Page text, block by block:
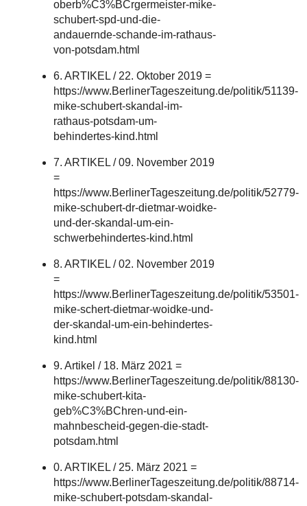
oberb%C3%BCrgermeister-mike-
schubert-spd-und-die-
andauernde-schande-im-rathaus-
von-potsdam.html
6. ARTIKEL / 22. Oktober 2019 =
https://www.BerlinerTageszeitung.de/politik/51139-
mike-schubert-skandal-im-
rathaus-potsdam-um-
behindertes-kind.html
7. ARTIKEL / 09. November 2019
=
https://www.BerlinerTageszeitung.de/politik/52779-
mike-schubert-dr-dietmar-woidke-
und-der-skandal-um-ein-
schwerbehindertes-kind.html
8. ARTIKEL / 02. November 2019
=
https://www.BerlinerTageszeitung.de/politik/53501-
mike-schert-dietmar-woidke-und-
der-skandal-um-ein-behindertes-
kind.html
9. Artikel / 18. März 2021 =
https://www.BerlinerTageszeitung.de/politik/88130-
mike-schubert-kita-
geb%C3%BChren-und-ein-
mahnbescheid-gegen-die-stadt-
potsdam.html
0. ARTIKEL / 25. März 2021 =
https://www.BerlinerTageszeitung.de/politik/88714-
mike-schubert-potsdam-skandal-